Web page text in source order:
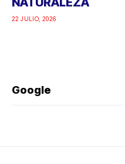
22 JULIO, 2026
Google